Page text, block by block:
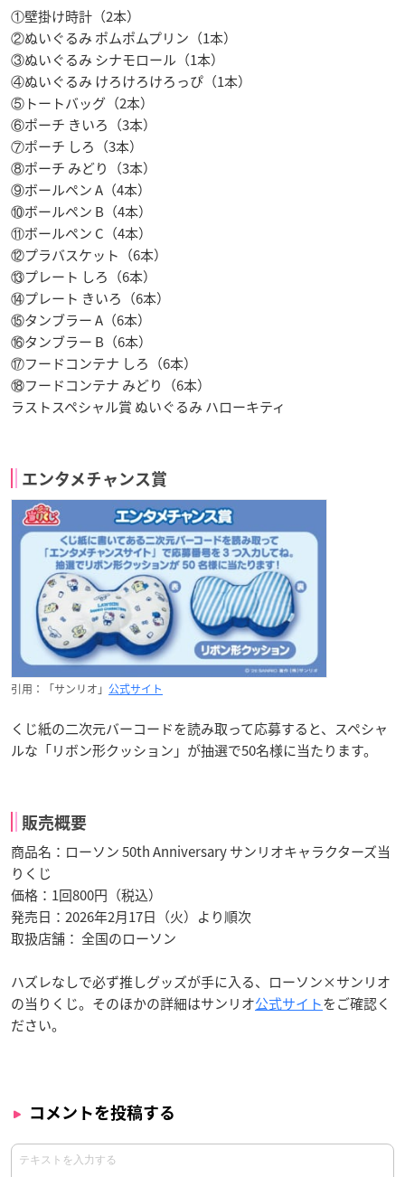
①壁掛け時計（2本）
②ぬいぐるみ ポムポムプリン（1本）
③ぬいぐるみ シナモロール（1本）
④ぬいぐるみ けろけろけろっぴ（1本）
⑤トートバッグ（2本）
⑥ポーチ きいろ（3本）
⑦ポーチ しろ（3本）
⑧ポーチ みどり（3本）
⑨ボールペン A（4本）
⑩ボールペン B（4本）
⑪ボールペン C（4本）
⑫プラバスケット（6本）
⑬プレート しろ（6本）
⑭プレート きいろ（6本）
⑮タンブラー A（6本）
⑯タンブラー B（6本）
⑰フードコンテナ しろ（6本）
⑱フードコンテナ みどり（6本）
ラストスペシャル賞 ぬいぐるみ ハローキティ
エンタメチャンス賞
引用：「サンリオ」 公式サイト
くじ紙の二次元バーコードを読み取って応募すると、スペシャ
ルな「リボン形クッション」が抽選で50名様に当たります。
販売概要
商品名：ローソン 50th Anniversary サンリオキャラクターズ当
りくじ
価格：1回800円（税込）
発売日：2026年2月17日（火）より順次
取扱店舗： 全国のローソン
ハズレなしで必ず推しグッズが手に入る、ローソン×サンリオ
の当りくじ。そのほかの詳細はサンリオ公式サイトをご確認く
ださい。
コメントを投稿する